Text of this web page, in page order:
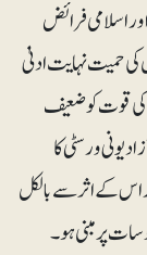
اسلامی فرائض
حمیت نہایت ادنیٰ
کی قوت کو ضعیف
یونی ورسٹی کا
اس کے اثر سے بالکل
پر مبنی ہو۔